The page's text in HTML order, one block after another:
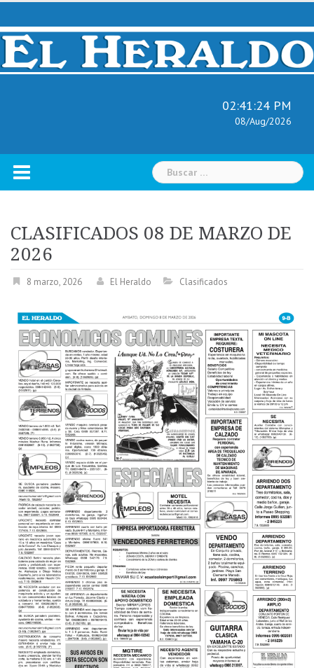
Skip
content
02:41:25 PM
08/Aug/2026
Buscar:
CLASIFICADOS 08 DE MARZO DE
2026
8 marzo, 2026 El Heraldo Clasificados